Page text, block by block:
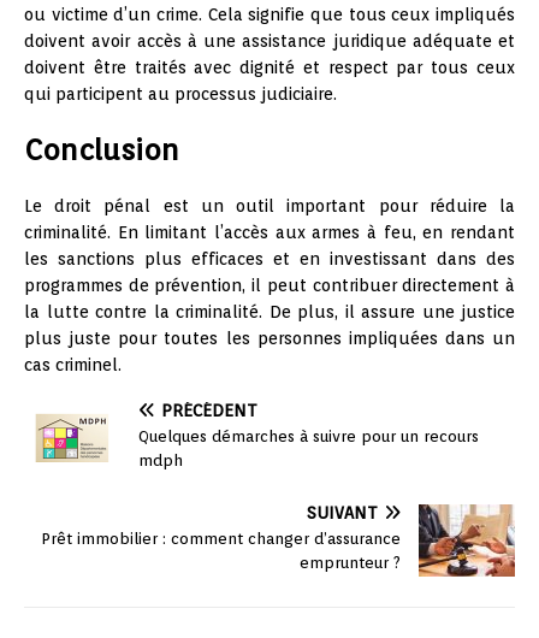
ou victime d’un crime. Cela signifie que tous ceux impliqués
doivent avoir accès à une assistance juridique adéquate et
doivent être traités avec dignité et respect par tous ceux
qui participent au processus judiciaire.
Conclusion
Le droit pénal est un outil important pour réduire la
criminalité. En limitant l’accès aux armes à feu, en rendant
les sanctions plus efficaces et en investissant dans des
programmes de prévention, il peut contribuer directement à
la lutte contre la criminalité. De plus, il assure une justice
plus juste pour toutes les personnes impliquées dans un
cas criminel.
PRÉCÉDENT
Quelques démarches à suivre pour un recours
mdph
SUIVANT
Prêt immobilier : comment changer d’assurance
emprunteur ?